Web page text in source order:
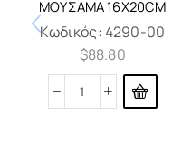
ΜΟΥΣΑΜΆ 16X20CM
Κωδικός: 4290-00
$88.80